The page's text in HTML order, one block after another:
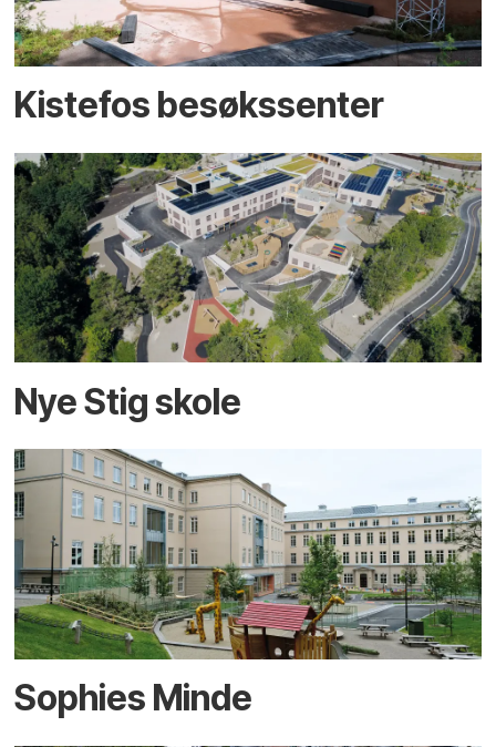
Kistefos besøkssenter
Nye Stig skole
Sophies Minde